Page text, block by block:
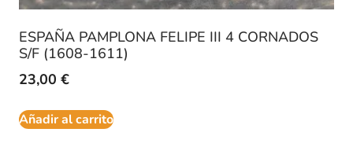
ESPAÑA PAMPLONA FELIPE III 4 CORNADOS
S/F (1608-1611)
23,00 €
Añadir al carrito